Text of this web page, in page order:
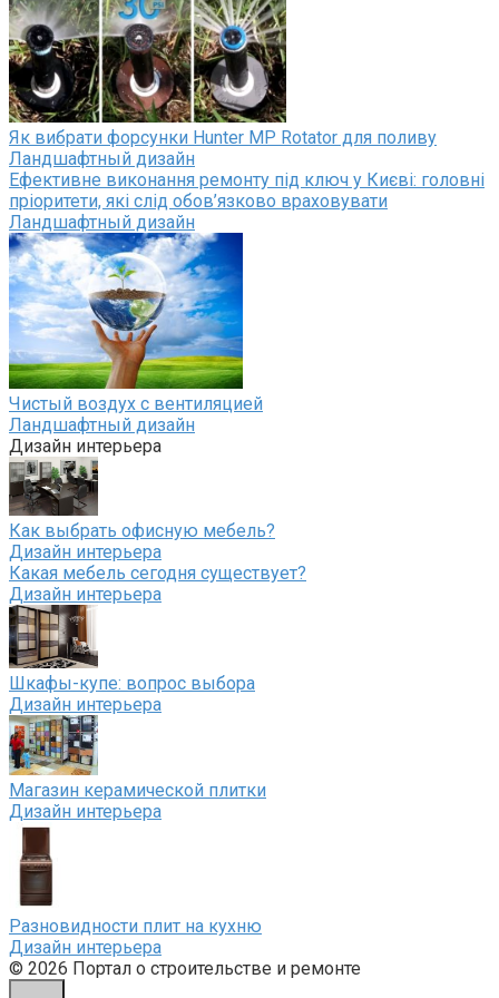
Як вибрати форсунки Hunter MP Rotator для поливу
Ландшафтный дизайн
Ефективне виконання ремонту під ключ у Києві: головні
пріоритети, які слід обов’язково враховувати
Ландшафтный дизайн
Чистый воздух с вентиляцией
Ландшафтный дизайн
Дизайн интерьера
Как выбрать офисную мебель?
Дизайн интерьера
Какая мебель сегодня существует?
Дизайн интерьера
Шкафы-купе: вопрос выбора
Дизайн интерьера
Магазин керамической плитки
Дизайн интерьера
Разновидности плит на кухню
Дизайн интерьера
© 2026 Портал о строительстве и ремонте